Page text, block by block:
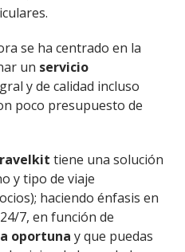
se ha centrado en la
un servicio
y de calidad incluso
poco presupuesto de
tiene una solución
y tipo de viaje
haciendo énfasis en
7, en función de
oportuna y que puedas